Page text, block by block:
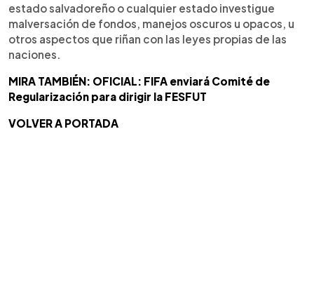
estado salvadoreño o cualquier estado investigue
malversación de fondos, manejos oscuros u opacos, u
otros aspectos que riñan con las leyes propias de las
naciones.
MIRA TAMBIÉN: OFICIAL: FIFA enviará Comité de
Regularización para dirigir la FESFUT
VOLVER A PORTADA